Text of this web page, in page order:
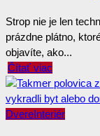
Strop nie je len
prázdne plátno,
objavíte, ako...
Čítať viac
DvereInteriér